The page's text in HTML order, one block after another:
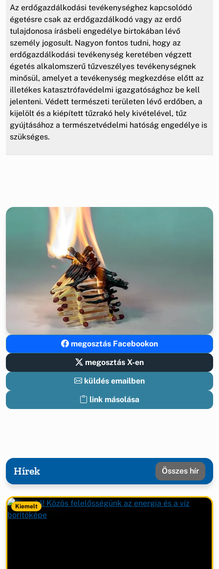
Az erdőgazdálkodási tevékenységhez kapcsolódó
égetésre csak az erdőgazdálkodó vagy az erdő
tulajdonosa írásbeli engedélye birtokában lévő
személy jogosult. Nagyon fontos tudni, hogy az
erdőgazdálkodási tevékenység keretében végzett
égetés alkalomszerű tűzveszélyes tevékenységnek
minősül, amelyet a tevékenység megkezdése előtt az
illetékes katasztrófavédelmi igazgatósághoz be kell
jelenteni. Védett természeti területen lévő erdőben, a
kijelölt és a kiépített tűzrakó hely kivételével, tűz
gyújtásához a természetvédelmi hatóság engedélye is
szükséges.
megosztás Facebookon
megosztás X-en
küldés emailben
link másolása
Hírek Összes hír
Kiemelt